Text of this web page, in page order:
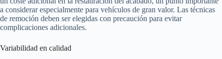
a considerar especialmente para vehículos de gran valor. Las técnicas
de remoción deben ser elegidas con precaución para evitar
complicaciones adicionales.
Variabilidad en calidad